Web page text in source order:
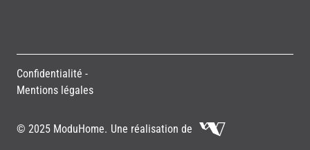
Confidentialité
Mentions légales
Une réalisation de